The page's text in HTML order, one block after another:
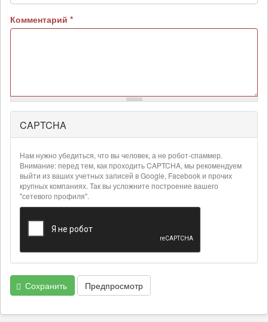
Комментарий *
Более
подробная
информация
текстовых
форматах
CAPTCHA
Нам нужно убедиться, что вы человек, а не робот-спаммер.
Внимание: перед тем, как проходить CAPTCHA, мы рекомендуем
выйти из ваших учетных записей в Google, Facebook и прочих
крупных компаниях. Так вы усложните построение вашего
"сетевого профиля".
Сохранить Предпросмотр